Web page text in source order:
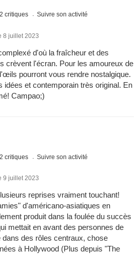
critiques Suivre son activité
8 juillet 2023
d'où la fraîcheur et des
crèvent l'écran. Pour les amoureux de
pourront vous rendre nostalgique.
idées et contemporain très original. En
Campao;)
critiques Suivre son activité
9 juillet 2023
reprises vraiment touchant!
d'américano-asiatiques en
produit dans la foulée du succès
mettait en avant des personnes de
des rôles centraux, chose
à Hollywood (Plus depuis "The